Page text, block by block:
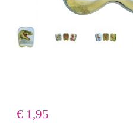
€ 1,95